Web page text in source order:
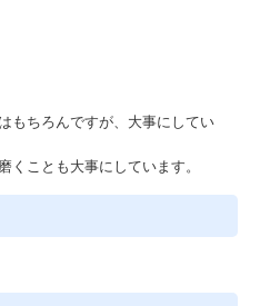
もちろんですが、大事にしてい
くことも大事にしています。